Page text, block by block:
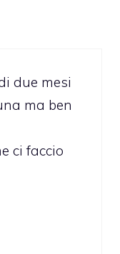
due mesi
ma ben
ci faccio